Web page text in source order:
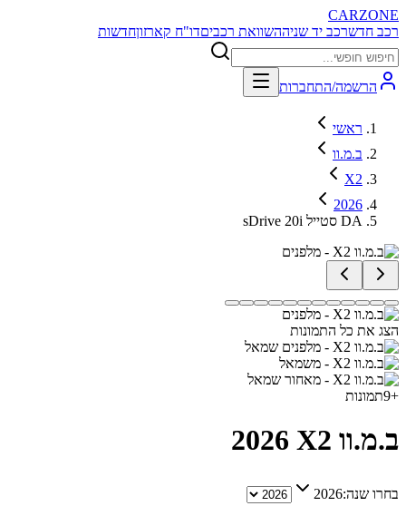
CARZONE
רכב חדשרכב יד שניההשוואת רכביםדו"ח קארזוןחדשות
הרשמה/התחברות
ראשי
ב.מ.וו
X2
2026
sDrive 20i סטייל DA
הצג את כל התמונות
+
9תמונות
ב.מ.וו X2 2026
בחרו שנה:2026